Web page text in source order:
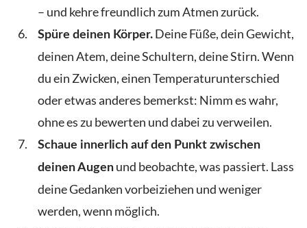
– und kehre freundlich zum Atmen zurück.
Spüre deinen Körper. Deine Füße, dein Gewicht,
deinen Atem, deine Schultern, deine Stirn. Wenn
du ein Zwicken, einen Temperaturunterschied
oder etwas anderes bemerkst: Nimm es wahr,
ohne es zu bewerten und dabei zu verweilen.
Schaue innerlich auf den Punkt zwischen
deinen Augen und beobachte, was passiert. Lass
deine Gedanken vorbeiziehen und weniger
werden, wenn möglich.